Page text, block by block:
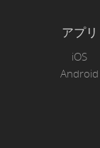
アプリ
iOS
Android